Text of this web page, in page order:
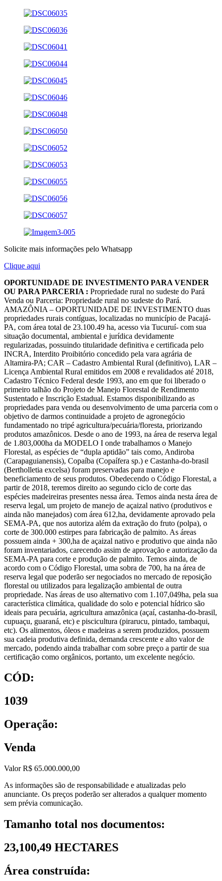
Solicite mais informações pelo Whatsapp
Clique aqui
OPORTUNIDADE DE INVESTIMENTO PARA VENDER
OU PARA PARCERIA : Propriedade rural no sudeste do Pará
Venda ou Parceria: Propriedade rural no sudeste do Pará.
AMAZÔNIA – OPORTUNIDADE DE INVESTIMENTO duas
propriedades rurais contíguas, localizadas no município de Pacajá-
PA, com área total de 23.100.49 ha, acesso via Tucuruí- com sua
situação documental, ambiental e jurídica devidamente
regularizadas, possuindo titularidade definitiva e certificada pelo
INCRA, Interdito Proibitório concedido pela vara agrária de
Altamira-PA; CAR – Cadastro Ambiental Rural (definitivo), LAR –
Licença Ambiental Rural emitidos em 2008 e revalidados até 2018,
Cadastro Técnico Federal desde 1993, ano em que foi liberado o
primeiro talhão do Projeto de Manejo Florestal de Rendimento
Sustentado e Inscrição Estadual. Estamos disponibilizando as
propriedades para venda ou desenvolvimento de uma parceria com o
objetivo de darmos continuidade a projeto de agronegócio
fundamentado no tripé agricultura/pecuária/floresta, priorizando
produtos amazônicos. Desde o ano de 1993, na área de reserva legal
de 1.803,000ha da MODELO I onde trabalhamos o Manejo
Florestal, as espécies de “dupla aptidão” tais como, Andiroba
(Carapaguianensis), Copaíba (Copaífera sp.) e Castanha-do-brasil
(Bertholletia excelsa) foram preservadas para manejo e
beneficiamento de seus produtos. Obedecendo o Código Florestal, a
partir de 2018, teremos direito ao segundo ciclo de corte das
espécies madeireiras presentes nessa área. Temos ainda nesta área de
reserva legal, um projeto de manejo de açaizal nativo (produtivos e
ainda não manejados) com área 612,ha, devidamente aprovado pela
SEMA-PA, que nos autoriza além da extração do fruto (polpa), o
corte de 300.000 estirpes para fabricação de palmito. As áreas
possuem ainda + 300,ha de açaizal nativo e produtivo que ainda não
foram inventariados, carecendo assim de aprovação e autorização da
SEMA-PA para corte e produção de palmito. Temos ainda, de
acordo com o Código Florestal, uma sobra de 700, ha na área de
reserva legal que poderão ser negociados no mercado de reposição
florestal ou utilizados para legalização ambiental de outra
propriedade. Nas áreas de uso alternativo com 1.107,049ha, pela sua
característica climática, qualidade do solo e potencial hídrico são
ideais para pecuária, agricultura amazônica (açaí, castanha-do-brasil,
cupuaçu, guaraná, etc) e piscicultura (pirarucu, pintado, tambaqui,
etc). Os alimentos, óleos e madeiras a serem produzidos, possuem
sua cadeia produtiva definida, demanda crescente e alto valor de
mercado, podendo ainda trabalhar com sobre preço a partir de sua
certificação como orgânicos, portanto, um excelente negócio.
CÓD:
1039
Operação:
Venda
Valor R$ 65.000.000,00
As informações são de responsabilidade e atualizadas pelo
anunciante. Os preços poderão ser alterados a qualquer momento
sem prévia comunicação.
Tamanho total nos documentos:
23,100,49 HECTARES
Área construída: